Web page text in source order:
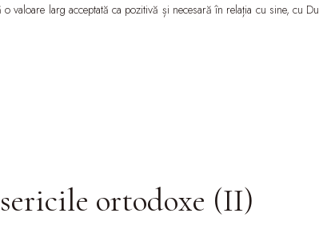
valoare larg acceptată ca pozitivă și necesară în relația cu sine, cu
ortodoxe (II)